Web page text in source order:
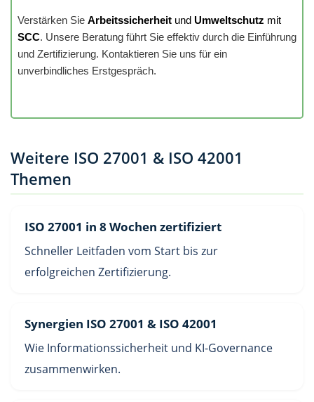
Verstärken Sie Arbeitssicherheit und Umweltschutz mit
SCC. Unsere Beratung führt Sie effektiv durch die Einführung
und Zertifizierung. Kontaktieren Sie uns für ein
unverbindliches Erstgespräch.
Weitere ISO 27001 & ISO 42001
Themen
ISO 27001 in 8 Wochen zertifiziert
Schneller Leitfaden vom Start bis zur
erfolgreichen Zertifizierung.
Synergien ISO 27001 & ISO 42001
Wie Informationssicherheit und KI-Governance
zusammenwirken.